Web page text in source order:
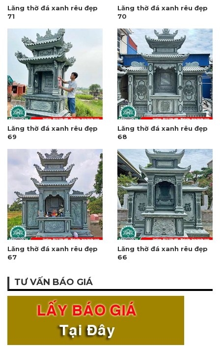
Lăng thờ đá xanh rêu đẹp
71
Lăng thờ đá xanh rêu đẹp
70
Lăng thờ đá xanh rêu đẹp
69
Lăng thờ đá xanh rêu đẹp
68
Lăng thờ đá xanh rêu đẹp
67
Lăng thờ đá xanh rêu đẹp
66
TƯ VẤN BÁO GIÁ